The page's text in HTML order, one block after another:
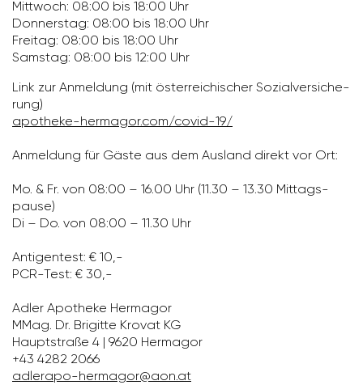
Mitt­woch: 08:00 bis 18:00 Uhr
Donnerstag: 08:00 bis 18:00 Uhr
Freitag: 08:00 bis 18:00 Uhr
Samstag: 08:00 bis 12:00 Uhr
Link zur Anmel­dung (mit öster­rei­chi­scher Sozi­al­ver­si­che­
rung)
apotheke-hermagor.com/​covid-19/
Anmel­dung für Gäste aus dem Ausland direkt vor Ort:
Mo. & Fr. von 08:00 – 16.00 Uhr (11.30 – 13.30 Mittags­
pause)
Di – Do. von 08:00 – 11.30 Uhr
Anti­gen­test: € 10,-
PCR-Test: € 30,-
Adler Apotheke Hermagor
MMag. Dr. Brigitte Krovat KG
Haupt­straße 4 | 9620 Hermagor
+43 4282 2066
adlerapo-hermagor@aon.at